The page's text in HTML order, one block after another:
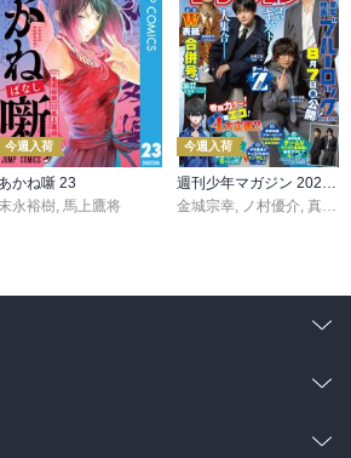
今週入荷
かね噺 23
永裕樹, 馬上鷹将
今週入荷
週刊少年マガジン 2026年36・37号[2026年8月5日発売]
金城宗幸, ノ村優介, 真島ヒロ